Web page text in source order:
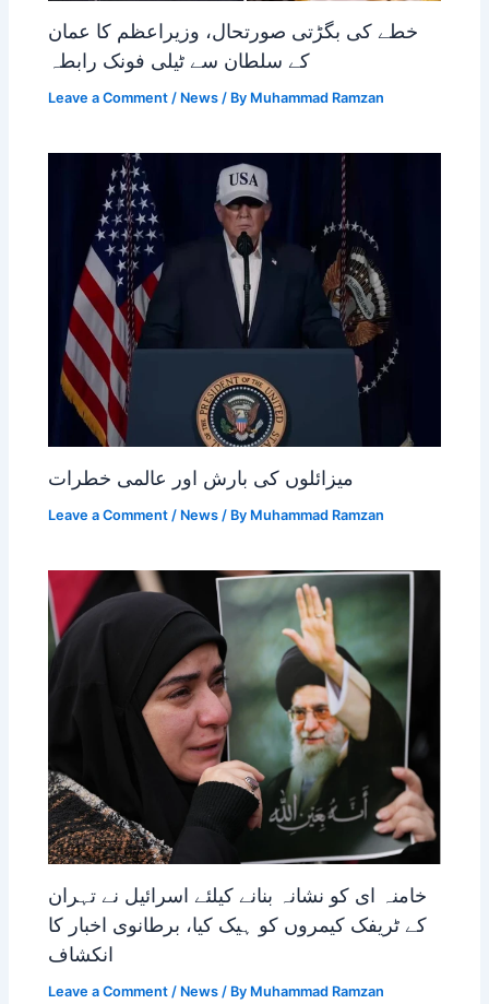
خطے کی بگڑتی صورتحال، وزیراعظم کا عمان
کے سلطان سے ٹیلی فونک رابطہ
Leave a Comment / News / By Muhammad Ramzan
میزائلوں کی بارش اور عالمی خطرات
Leave a Comment / News / By Muhammad Ramzan
خامنہ ای کو نشانہ بنانے کیلئے اسرائیل نے تہران
کے ٹریفک کیمروں کو ہیک کیا، برطانوی اخبار کا
انکشاف
Leave a Comment / News / By Muhammad Ramzan